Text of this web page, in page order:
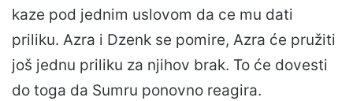
kaze pod jednim uslovom da ce mu dati
priliku. Azra i Dzenk se pomire, Azra će pružiti
još jednu priliku za njihov brak. To će dovesti
do toga da Sumru ponovno reagira.